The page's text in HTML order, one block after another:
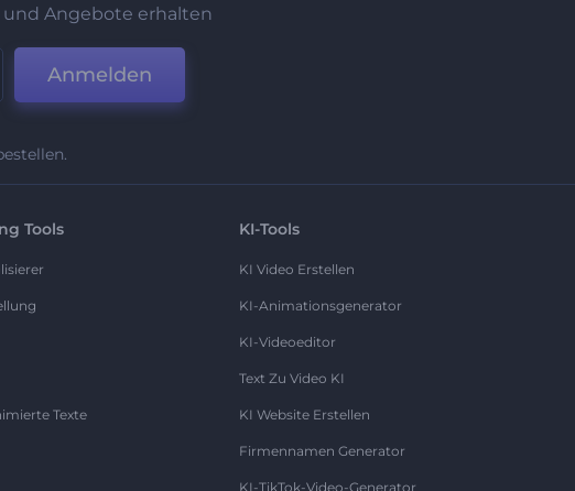
und Angebote erhalten
Anmelden
Tools
Texte
KI-Tools
KI Video Erstellen
KI-Animationsgenerator
KI-Videoeditor
Text Zu Video KI
KI Website Erstellen
Firmennamen Generator
KI-TikTok-Video-Generator